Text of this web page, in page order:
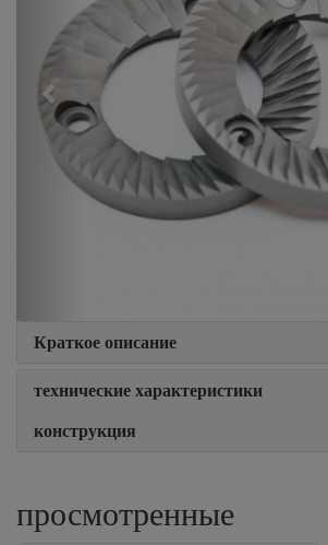
Краткое описание
технические характеристики
конструкция
просмотренные